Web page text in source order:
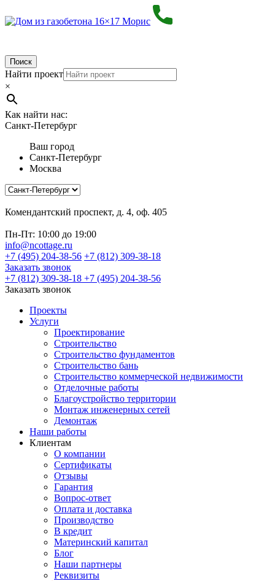
Поиск
Найти проект
×
Как найти нас:
Санкт-Петербург
Ваш город
Санкт-Петербург
Москва
Комендантский проспект, д. 4, оф. 405
Пн-Пт: 10:00 до 19:00
info@ncottage.ru
+7 (495) 204-38-56 +7 (812) 309-38-18
Заказать звонок
+7 (812) 309-38-18 +7 (495) 204-38-56
Заказать звонок
Проекты
Услуги
Проектирование
Строительство
Строительство фундаментов
Строительство бань
Строительство коммерческой недвижимости
Отделочные работы
Благоустройство территории
Монтаж инженерных сетей
Демонтаж
Наши работы
Клиентам
О компании
Сертификаты
Отзывы
Гарантия
Вопрос-ответ
Оплата и доставка
Производство
В кредит
Материнский капитал
Блог
Наши партнеры
Реквизиты